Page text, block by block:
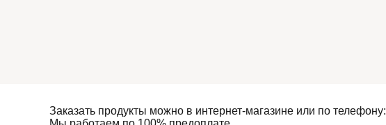
Заказать продукты можно в интернет-магазине или по телефону: